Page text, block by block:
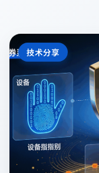
技术分享